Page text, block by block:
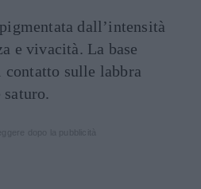
dall’intensità
e vivacità. La base
sulle labbra